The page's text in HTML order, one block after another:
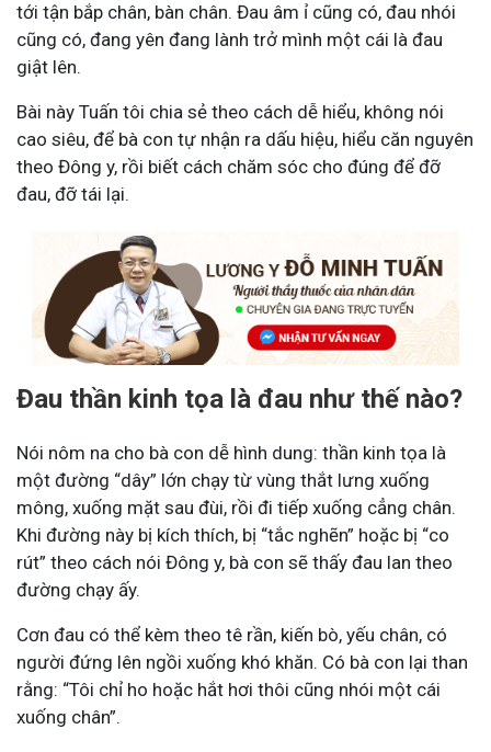
tới tận bắp chân, bàn chân. Đau âm ỉ cũng có, đau nhói
cũng có, đang yên đang lành trở mình một cái là đau
giật lên.
Bài này Tuấn tôi chia sẻ theo cách dễ hiểu, không nói
cao siêu, để bà con tự nhận ra dấu hiệu, hiểu căn nguyên
theo Đông y, rồi biết cách chăm sóc cho đúng để đỡ
đau, đỡ tái lại.
Đau thần kinh tọa là đau như thế nào?
Nói nôm na cho bà con dễ hình dung: thần kinh tọa là
một đường “dây” lớn chạy từ vùng thắt lưng xuống
mông, xuống mặt sau đùi, rồi đi tiếp xuống cẳng chân.
Khi đường này bị kích thích, bị “tắc nghẽn” hoặc bị “co
rút” theo cách nói Đông y, bà con sẽ thấy đau lan theo
đường chạy ấy.
Cơn đau có thể kèm theo tê rần, kiến bò, yếu chân, có
người đứng lên ngồi xuống khó khăn. Có bà con lại than
rằng: “Tôi chỉ ho hoặc hắt hơi thôi cũng nhói một cái
xuống chân”.